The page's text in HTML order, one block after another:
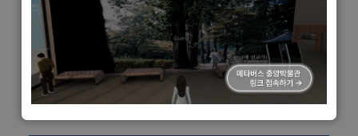
2025학년도 동계방학 중 한남박물관 운영시간 안내
12-23
전통주머니를 활용한 ‘나만의 키링 만들기’ 참가 안내
10-13